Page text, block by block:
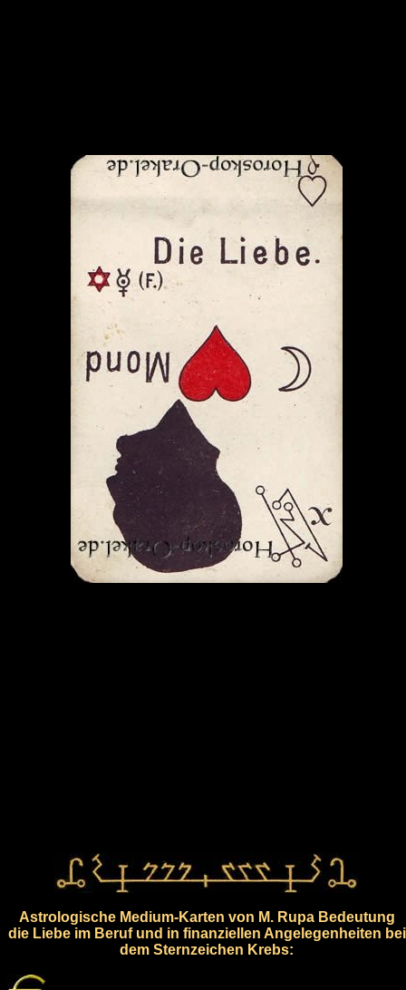
Astrologische Medium-Karten von M. Rupa Bedeutung
die Liebe im Beruf und in finanziellen Angelegenheiten bei
dem Sternzeichen Krebs: